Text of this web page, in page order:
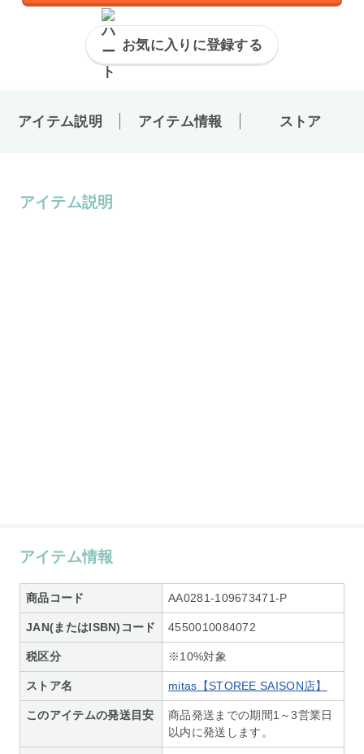
お気に入りに登録する
アイテム説明 アイテム情報 ストア
アイテム説明
アイテム情報
商品コード AA0281-109673471-P
JAN(またはISBN)コード 4550010084072
税区分 ※10%対象
ストア名 mitas【STOREE SAISON店】
このアイテムの発送目安
商品発送までの期間1～3営業日
以内に発送します。